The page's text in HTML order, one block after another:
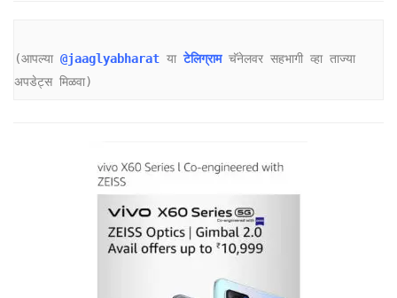
(आपल्या @jaaglyabharat या टेलिग्राम चॅनेलवर सहभागी व्हा ताज्या
अपडेट्स मिळवा)